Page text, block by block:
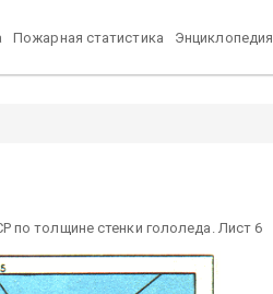
Пожарная статистика Энциклопедия
по толщине стенки гололеда. Лист 6